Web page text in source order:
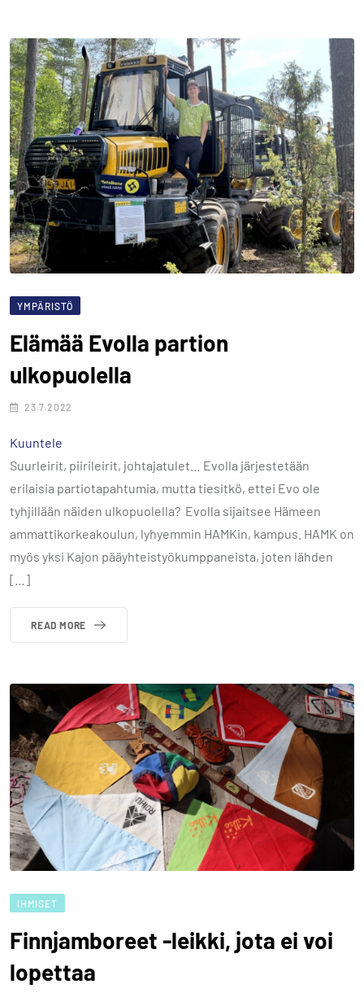
YMPÄRISTÖ
Elämää Evolla partion
ulkopuolella
23.7.2022
Kuuntele
Suurleirit, piirileirit, johtajatulet… Evolla järjestetään
erilaisia partiotapahtumia, mutta tiesitkö, ettei Evo ole
tyhjillään näiden ulkopuolella? Evolla sijaitsee Hämeen
ammattikorkeakoulun, lyhyemmin HAMKin, kampus. HAMK on
myös yksi Kajon pääyhteistyökumppaneista, joten lähden
[…]
READ MORE
IHMISET
Finnjamboreet -leikki, jota ei voi
lopettaa